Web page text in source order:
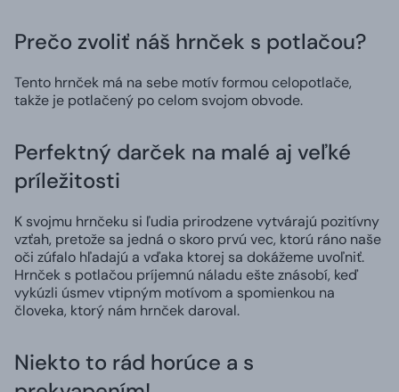
Prečo zvoliť náš hrnček s potlačou?
Tento hrnček má na sebe motív formou celopotlače,
takže je potlačený po celom svojom obvode.
Perfektný darček na malé aj veľké
príležitosti
K svojmu hrnčeku si ľudia prirodzene vytvárajú pozitívny
vzťah, pretože sa jedná o skoro prvú vec, ktorú ráno naše
oči zúfalo hľadajú a vďaka ktorej sa dokážeme uvoľniť.
Hrnček s potlačou príjemnú náladu ešte znásobí, keď
vykúzli úsmev vtipným motívom a spomienkou na
človeka, ktorý nám hrnček daroval.
Niekto to rád horúce a s